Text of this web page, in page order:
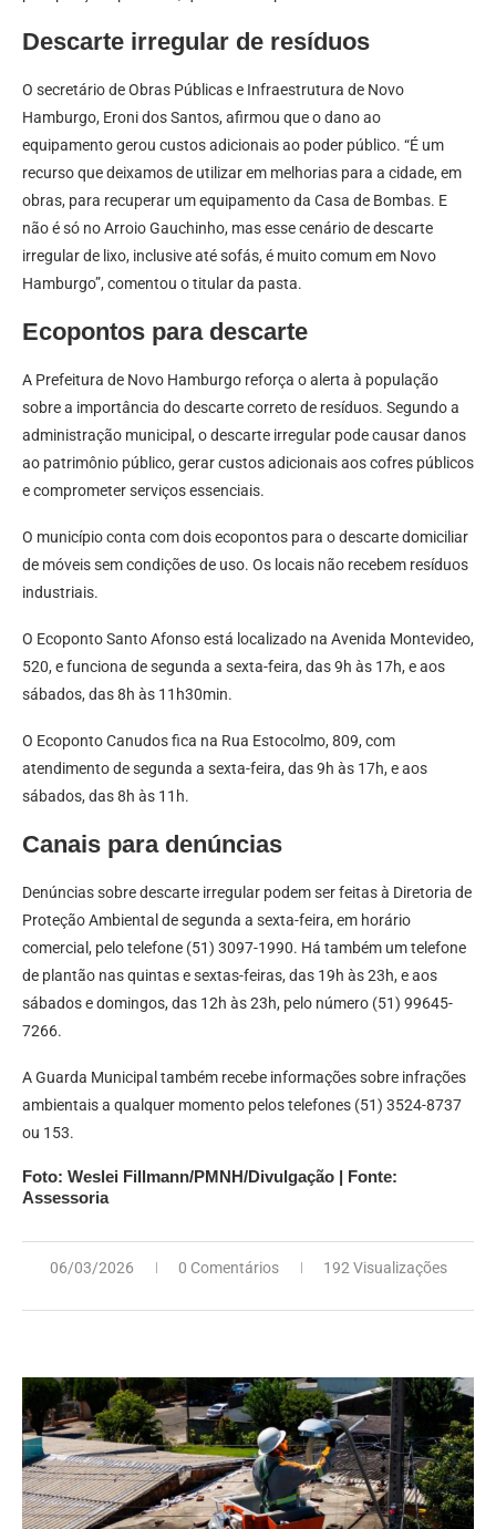
Descarte irregular de resíduos
O secretário de Obras Públicas e Infraestrutura de Novo
Hamburgo, Eroni dos Santos, afirmou que o dano ao
equipamento gerou custos adicionais ao poder público. “É um
recurso que deixamos de utilizar em melhorias para a cidade, em
obras, para recuperar um equipamento da Casa de Bombas. E
não é só no Arroio Gauchinho, mas esse cenário de descarte
irregular de lixo, inclusive até sofás, é muito comum em Novo
Hamburgo”, comentou o titular da pasta.
Ecopontos para descarte
A Prefeitura de Novo Hamburgo reforça o alerta à população
sobre a importância do descarte correto de resíduos. Segundo a
administração municipal, o descarte irregular pode causar danos
ao patrimônio público, gerar custos adicionais aos cofres públicos
e comprometer serviços essenciais.
O município conta com dois ecopontos para o descarte domiciliar
de móveis sem condições de uso. Os locais não recebem resíduos
industriais.
O Ecoponto Santo Afonso está localizado na Avenida Montevideo,
520, e funciona de segunda a sexta-feira, das 9h às 17h, e aos
sábados, das 8h às 11h30min.
O Ecoponto Canudos fica na Rua Estocolmo, 809, com
atendimento de segunda a sexta-feira, das 9h às 17h, e aos
sábados, das 8h às 11h.
Canais para denúncias
Denúncias sobre descarte irregular podem ser feitas à Diretoria de
Proteção Ambiental de segunda a sexta-feira, em horário
comercial, pelo telefone (51) 3097-1990. Há também um telefone
de plantão nas quintas e sextas-feiras, das 19h às 23h, e aos
sábados e domingos, das 12h às 23h, pelo número (51) 99645-
7266.
A Guarda Municipal também recebe informações sobre infrações
ambientais a qualquer momento pelos telefones (51) 3524-8737
ou 153.
Foto: Weslei Fillmann/PMNH/Divulgação | Fonte:
Assessoria
06/03/2026 0 Comentários 192 Visualizações